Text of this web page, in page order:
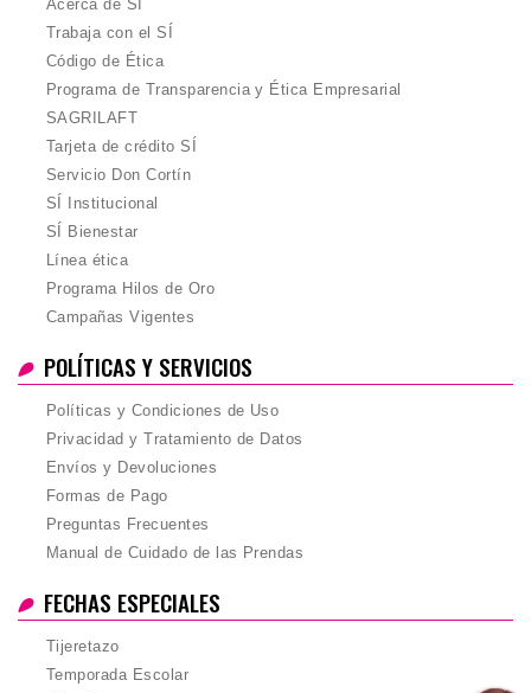
Acerca de SÍ
Trabaja con el SÍ
Código de Ética
Programa de Transparencia y Ética Empresarial
SAGRILAFT
Tarjeta de crédito SÍ
Servicio Don Cortín
SÍ Institucional
SÍ Bienestar
Línea ética
Programa Hilos de Oro
Campañas Vigentes
POLÍTICAS Y SERVICIOS
Políticas y Condiciones de Uso
Privacidad y Tratamiento de Datos
Envíos y Devoluciones
Formas de Pago
Preguntas Frecuentes
Manual de Cuidado de las Prendas
FECHAS ESPECIALES
Tijeretazo
Temporada Escolar